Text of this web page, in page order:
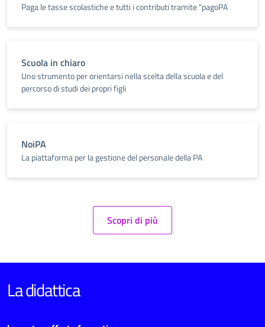
Paga le tasse scolastiche e tutti i contributi tramite "pagoPA
Scuola in chiaro
Uno strumento per orientarsi nella scelta della scuola e del
percorso di studi dei propri figli
NoiPA
La piattaforma per la gestione del personale della PA
Scopri di più
La didattica